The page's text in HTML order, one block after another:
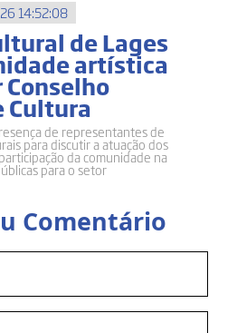
Comentário
14:52:08
de Lages
artística
Cultura
de representantes de
para discutir a atuação dos
da comunidade na
para o setor